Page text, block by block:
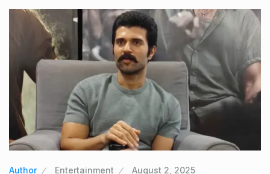
Author Entertainment August 2, 2025